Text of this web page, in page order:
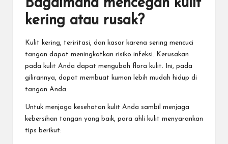
Bagaimana mencegah kulit
kering atau rusak?
Kulit kering, teriritasi, dan kasar karena sering mencuci
tangan dapat meningkatkan risiko infeksi. Kerusakan
pada kulit Anda dapat mengubah flora kulit. Ini, pada
gilirannya, dapat membuat kuman lebih mudah hidup di
tangan Anda.
Untuk menjaga kesehatan kulit Anda sambil menjaga
kebersihan tangan yang baik, para ahli kulit menyarankan
tips berikut: